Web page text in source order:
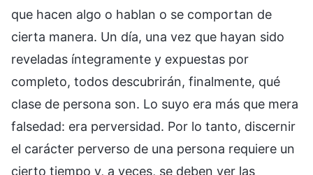
que hacen algo o hablan o se comportan de
cierta manera. Un día, una vez que hayan sido
reveladas íntegramente y expuestas por
completo, todos descubrirán, finalmente, qué
clase de persona son. Lo suyo era más que mera
falsedad: era perversidad. Por lo tanto, discernir
el carácter perverso de una persona requiere un
cierto tiempo y, a veces, se deben ver las